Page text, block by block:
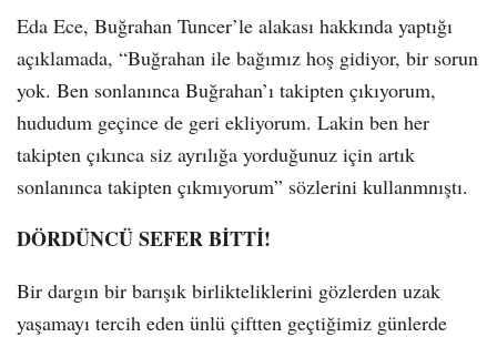
Eda Ece, Buğrahan Tuncer’le alakası hakkında yaptığı
açıklamada, “Buğrahan ile bağımız hoş gidiyor, bir sorun
yok. Ben sonlanınca Buğrahan’ı takipten çıkıyorum,
hududum geçince de geri ekliyorum. Lakin ben her
takipten çıkınca siz ayrılığa yorduğunuz için artık
sonlanınca takipten çıkmıyorum” sözlerini kullanmnıştı.
DÖRDÜNCÜ SEFER BİTTİ!
Bir dargın bir barışık birlikteliklerini gözlerden uzak
yaşamayı tercih eden ünlü çiftten geçtiğimiz günlerde